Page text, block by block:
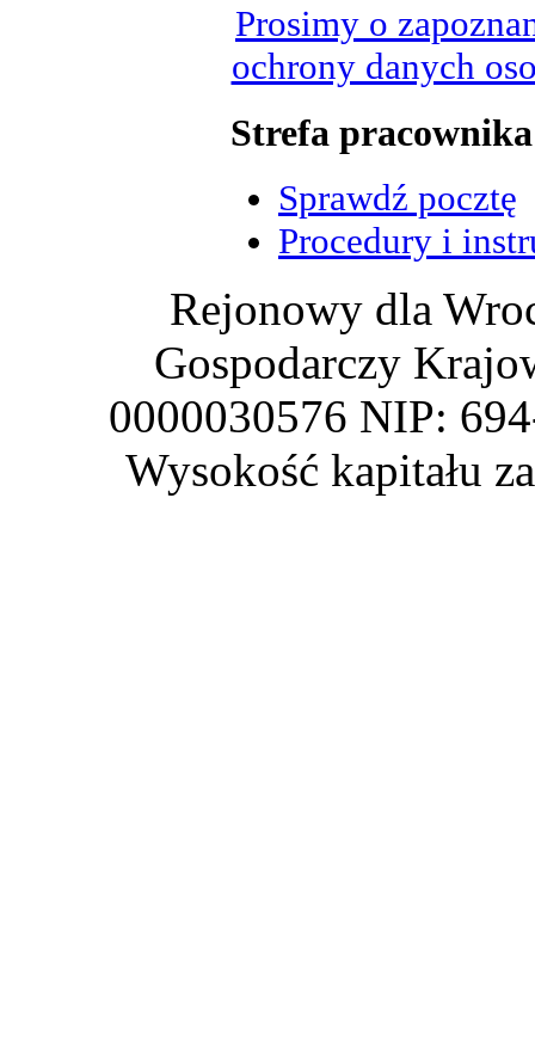
Prosimy o
ochrony danych
Strefa pracownika
Sprawdź pocztę
Procedury i
Rejonowy dla
Gospodarczy
0000030576 NIP:
Wysokość kapitału